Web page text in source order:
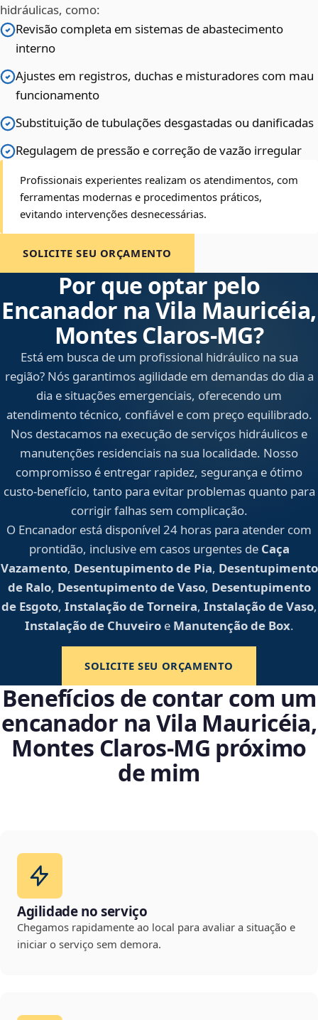
hidráulicas, como:
Revisão completa em sistemas de abastecimento
interno
Ajustes em registros, duchas e misturadores com mau
funcionamento
Substituição de tubulações desgastadas ou danificadas
Regulagem de pressão e correção de vazão irregular
Profissionais experientes realizam os atendimentos, com
ferramentas modernas e procedimentos práticos,
evitando intervenções desnecessárias.
SOLICITE SEU ORÇAMENTO
Por que optar pelo
Encanador na Vila Mauricéia,
Montes Claros‑MG?
Está em busca de um profissional hidráulico na sua
região? Nós garantimos agilidade em demandas do dia a
dia e situações emergenciais, oferecendo um
atendimento técnico, confiável e com preço equilibrado.
Nos destacamos na execução de serviços hidráulicos e
manutenções residenciais na sua localidade. Nosso
compromisso é entregar rapidez, segurança e ótimo
custo-benefício, tanto para evitar problemas quanto para
corrigir falhas sem complicação.
O Encanador está disponível 24 horas para atender com
prontidão, inclusive em casos urgentes de Caça
Vazamento, Desentupimento de Pia, Desentupimento
de Ralo, Desentupimento de Vaso, Desentupimento
de Esgoto, Instalação de Torneira, Instalação de Vaso,
Instalação de Chuveiroe Manutenção de Box.
SOLICITE SEU ORÇAMENTO
Benefícios de contar com um
encanador na Vila Mauricéia,
Montes Claros‑MG próximo
de mim
Agilidade no serviço
Chegamos rapidamente ao local para avaliar a situação e
iniciar o serviço sem demora.